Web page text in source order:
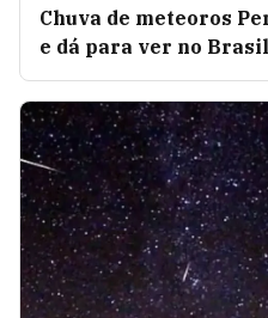
Chuva de meteoros
e dá para ver no Brasil